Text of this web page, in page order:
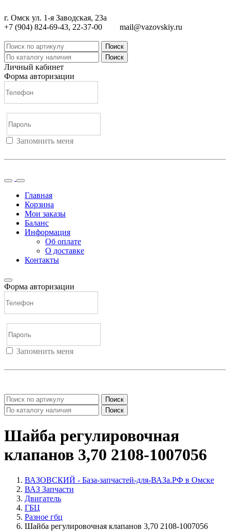
г. Омск ул. 1-я Заводская, 23а
+7 (904) 824-69-43, 22-37-00
mail@vazovskiy.ru
Поиск
Поиск
Личный кабинет
Форма авторизации
Запомнить меня
Главная
Корзина
Мои заказы
Баланс
Информация
Об оплате
О доставке
Контакты
Форма авторизации
Запомнить меня
Поиск
Поиск
Шайба регулировочная
клапанов 3,70 2108-1007056
ВАЗОВСКИЙ - База-запчастей-для-ВАЗа.РФ в Омске
ВАЗ Запчасти
Двигатель
ГБЦ
Разное гбц
Шайба регулировочная клапанов 3,70 2108-1007056